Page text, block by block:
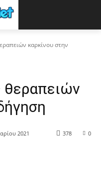
καρκίνου στην
θεραπειών
2021 0
378